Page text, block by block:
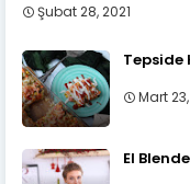
Şubat 28, 2021
Tepside
Mart
El